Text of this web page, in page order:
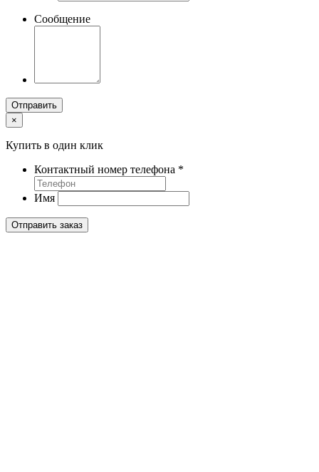
Сообщение
Отправить
×
Купить в один клик
Контактный номер телефона *
Имя
Отправить заказ